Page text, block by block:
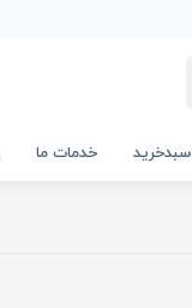
سبدخرید خدمات ما